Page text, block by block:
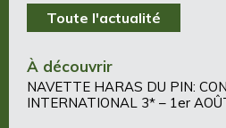
Toute l'actualité
À découvrir
NAVETTE HARAS DU PIN:
INTERNATIONAL 3* – 1er